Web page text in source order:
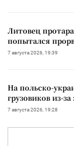
Литовец
попытался
7 августа 2026, 19:39
На польско-
грузовиков из-
7 августа 2026, 19:28